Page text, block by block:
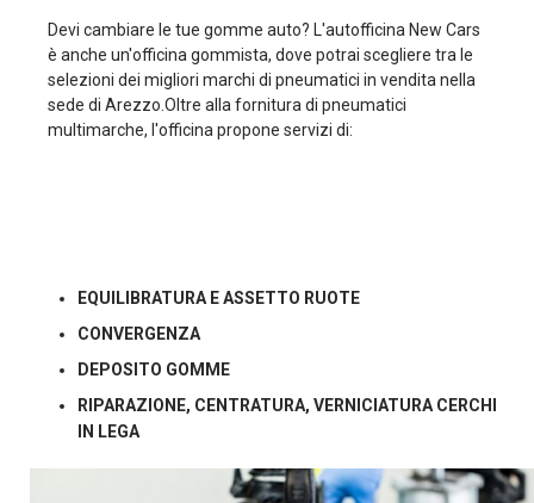
Devi cambiare le tue gomme auto? L'autofficina New Cars
è anche un'officina gommista, dove potrai scegliere tra le
selezioni dei migliori marchi di pneumatici in vendita nella
sede di Arezzo.Oltre alla fornitura di pneumatici
multimarche, l'officina propone servizi di:
EQUILIBRATURA E ASSETTO RUOTE
CONVERGENZA
DEPOSITO GOMME
RIPARAZIONE, CENTRATURA, VERNICIATURA CERCHI
IN LEGA